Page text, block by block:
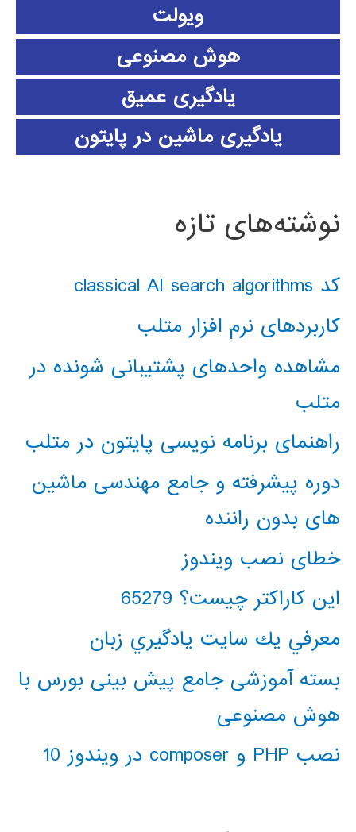
ویولت
هوش مصنوعی
یادگیری عمیق
یادگیری ماشین در پایتون
نوشته‌های تازه
کد classical AI search algorithms
کاربردهای نرم افزار متلب
مشاهده واحدهای پشتیبانی شونده در
متلب
راهنمای برنامه نویسی پایتون در متلب
دوره پیشرفته و جامع مهندسی ماشین
های بدون راننده
خطای نصب ویندوز
این کاراکتر چیست؟ 65279
معرفي يك سايت يادگيري زبان
بسته آموزشی جامع پیش بینی بورس با
هوش مصنوعی
نصب PHP و composer در ویندوز 10